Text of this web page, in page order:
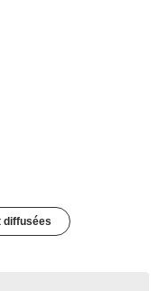
diffusées